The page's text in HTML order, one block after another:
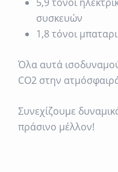
συσκευών
1,8 τόνοι
Όλα αυτά
CO2 στην
Συνεχίζουμε
πράσινο μέλλον!